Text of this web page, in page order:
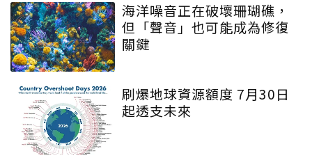
海洋噪音正在破壞珊瑚礁，
但「聲音」也可能成為修復
關鍵
刷爆地球資源額度 7月30日
起透支未來